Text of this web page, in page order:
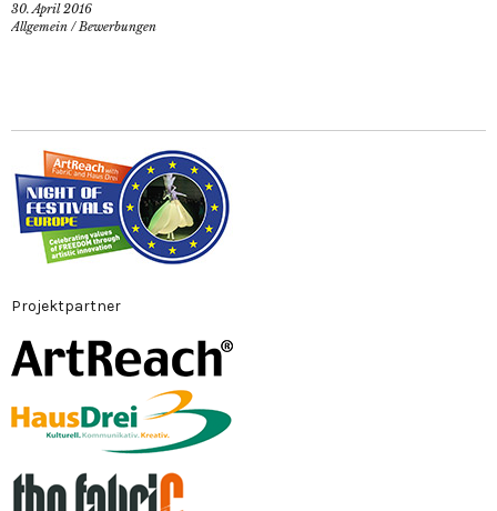
30. April 2016
Allgemein /Bewerbungen
Projektpartner